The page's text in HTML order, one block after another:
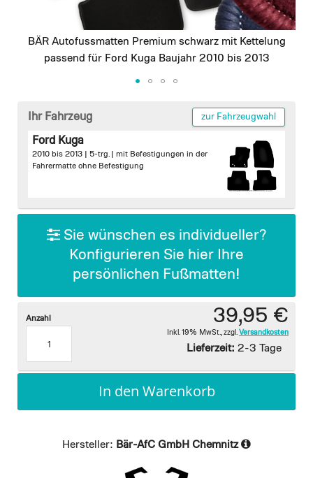
BÄR Autofussmatten Premium schwarz mit Kettelung
passend für Ford Kuga Baujahr 2010 bis 2013
beginning
gallery
Ihr Fahrzeug zur Fahrzeugwahl
Ford Kuga
2010 bis 2013 | 5-trg. | mit Befestigungen in der
Fahrermatte ohne Befestigung
Sie wünschen es individueller?
Konfigurieren Sie hier Ihre
persönlichen Fußmatten!
39,95 €
Inkl. 19% MwSt. zzgl. Versandkosten
Lieferzeit: 2-3 Tage
Anzahl
In den Warenkorb
Hersteller: Bär-AfC GmbH Chemnitz